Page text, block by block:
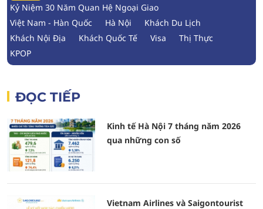
Kỷ Niệm 30 Năm Quan Hệ Ngoại Giao
Việt Nam - Hàn Quốc
Hà Nội
Khách Du Lịch
Khách Nội Địa
Khách Quốc Tế Visa
Thị Thực
KPOP
ĐỌC TIẾP
Kinh tế Hà Nội 7 tháng năm 2026
qua những con số
Vietnam Airlines và Saigontourist